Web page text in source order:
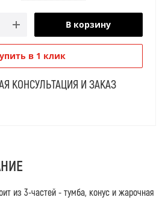
В корзину
в 1 клик
КОНСУЛЬТАЦИЯ И ЗАКАЗ
из 3-частей - тумба, конус и жарочная